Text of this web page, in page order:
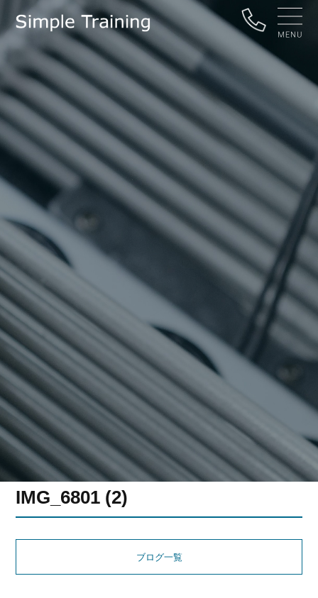
IMG_6801 (2)
ブログ一覧